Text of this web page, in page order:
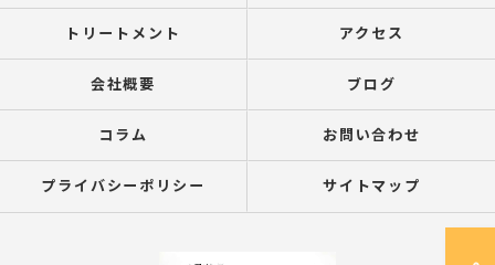
トリートメント アクセス
会社概要 ブログ
コラム お問い合わせ
プライバシーポリシー サイトマップ